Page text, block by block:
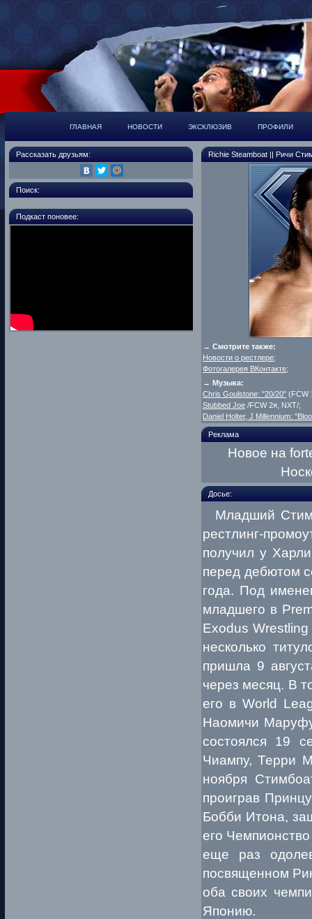
ГЛАВНАЯ НОВОСТИ ЭКСКЛЮЗИВ ПРОФИЛИ
Рассказать друзьям:
Поиск:
Подкаст поновее:
Richie Steamboat || Ричи
→ Смотрите также:
Новости о рестлере;
Фотогалерея ВКонтакте;
→ Музыка:
Chris Goulstone: "20/20" (FCW
Stubbed Joe /FCW 2я, NXT/;
Daniel Holter, J Millennium:
Реклама
Новое на
Досье:
Младший
рестлинг-
получил у
перед дебютом
года. Под
младшего в
Exodus
несколько
пришла 9
через месяц. В
его в World
Наомичи
состоялся 19
Чиампу, Терри
ноября
проиграв
Бобби Итона,
его
еще раз
посвященном
оба своих
Японию.